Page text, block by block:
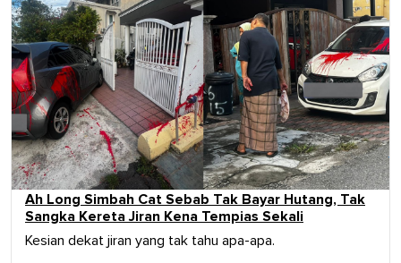
Ah Long Simbah Cat Sebab Tak Bayar Hutang, Tak
Sangka Kereta Jiran Kena Tempias Sekali
Kesian dekat jiran yang tak tahu apa-apa.